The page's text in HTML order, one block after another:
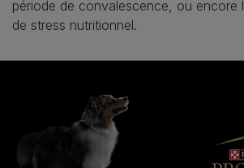
période de convalescence, ou encore
de stress nutritionnel.